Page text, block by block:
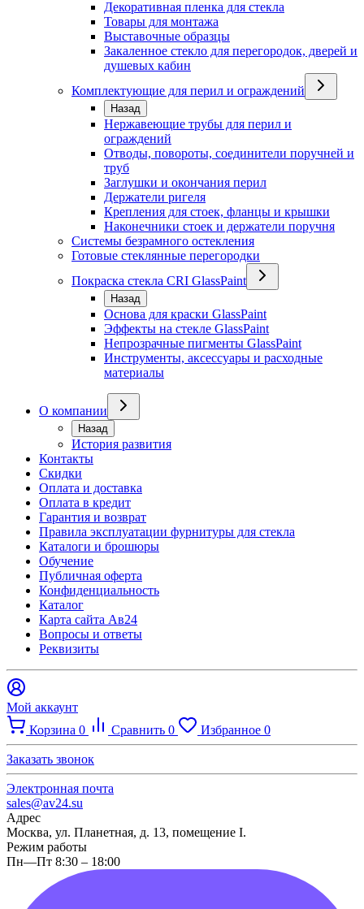
Декоративная пленка для стекла
Товары для монтажа
Выставочные образцы
Закаленное стекло для перегородок, дверей и
душевых кабин
Комплектующие для перил и ограждений
Назад
Нержавеющие трубы для перил и
ограждений
Отводы, повороты, соединители поручней и
труб
Заглушки и окончания перил
Держатели ригеля
Крепления для стоек, фланцы и крышки
Наконечники стоек и держатели поручня
Системы безрамного остекления
Готовые стеклянные перегородки
Покраска стекла CRI GlassPaint
Назад
Основа для краски GlassPaint
Эффекты на стекле GlassPaint
Непрозрачные пигменты GlassPaint
Инструменты, аксессуары и расходные
материалы
О компании
Назад
История развития
Контакты
Скидки
Оплата и доставка
Оплата в кредит
Гарантия и возврат
Правила эксплуатации фурнитуры для стекла
Каталоги и брошюры
Обучение
Публичная оферта
Конфиденциальность
Каталог
Карта сайта Ав24
Вопросы и ответы
Реквизиты
Мой аккаунт
Корзина 0 Сравнить 0 Избранное 0
Заказать звонок
Электронная почта
sales@av24.su
Адрес
Москва, ул. Планетная, д. 13, помещение I.
Режим работы
Пн—Пт 8:30 – 18:00